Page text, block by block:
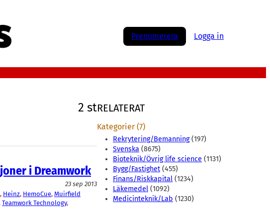
Prenumerera Logga in
2 st
i Dreamwork
23 sep 2013
, Heinz, HemoCue, Muirfield
Teamwork Technology
RELATERAT
Kategorier (7)
Rekrytering/Bemanning(197)
Svenska (8675)
Bioteknik/Övrig life science (1131)
Bygg/Fastighet (455)
Finans/Riskkapital (1234)
Läkemedel (1092)
Medicinteknik/Lab (1230)